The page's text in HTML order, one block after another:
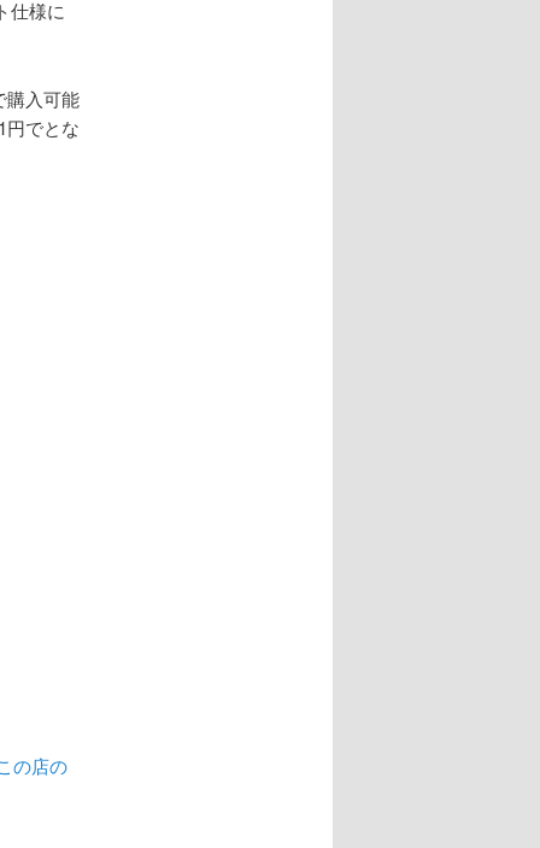
仕様に
購入可能
円でとな
の店の